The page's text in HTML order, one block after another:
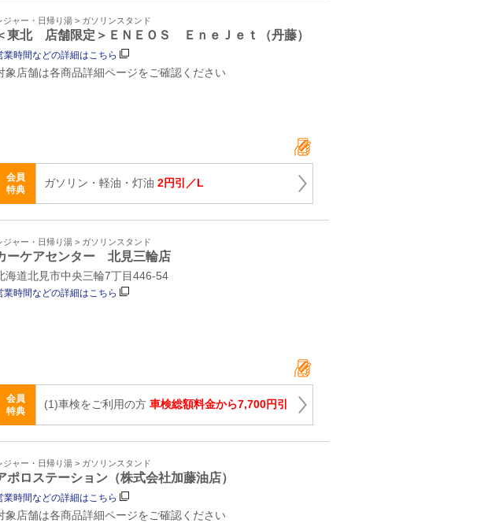
ジャー・日帰り湯 > ガソリンスタンド
東北 店舗限定＞ＥＮＥＯＳ ＥｎｅＪｅｔ（丹藤）
業時間などの詳細はこちら
象店舗は各商品詳細ページをご確認ください
会員
特典
ガソリン・軽油・灯油 2円引／L
ジャー・日帰り湯 > ガソリンスタンド
ーケアセンター 北見三輪店
海道北見市中央三輪7丁目446-54
業時間などの詳細はこちら
会員
特典
(1)車検をご利用の方 車検総額料金から7,700円引
ジャー・日帰り湯 > ガソリンスタンド
ポロステーション（株式会社加藤油店）
業時間などの詳細はこちら
象店舗は各商品詳細ページをご確認ください